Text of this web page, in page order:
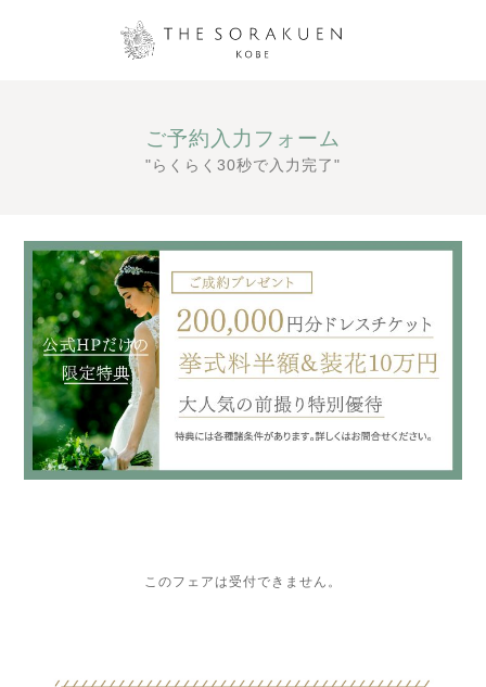
ご予約入力フォーム
"らくらく30秒で入力完了"
このフェアは受付できません。